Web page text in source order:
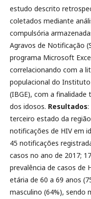
estudo descrito
coletados mediante
compulsória
Agravos de Notificação
programa Microsoft
correlacionando com a
populacional do
(IBGE), com a finalidade
dos idosos. Resultados:
terceiro estado da
notificações de HIV em
45 notificações
casos no ano de 2017;
prevalência de casos de
etária de 60 a 69 anos
masculino (64%), sendo